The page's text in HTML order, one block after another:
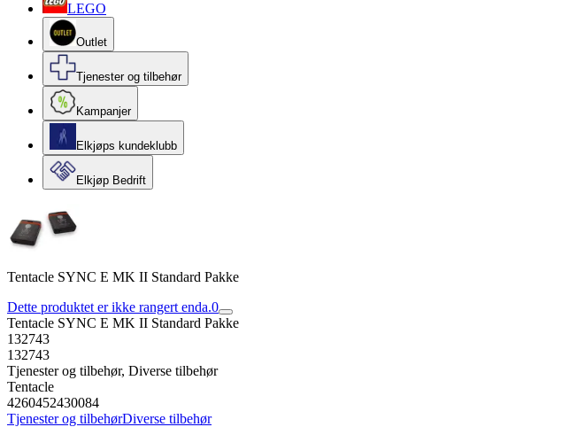
LEGO
Outlet
Tjenester og tilbehør
Kampanjer
Elkjøps kundeklubb
Elkjøp Bedrift
Tentacle SYNC E MK II Standard Pakke
Dette produktet er ikke rangert enda.0
Tentacle SYNC E MK II Standard Pakke
132743
132743
Tjenester og tilbehør, Diverse tilbehør
Tentacle
4260452430084
Tjenester og tilbehørDiverse tilbehør